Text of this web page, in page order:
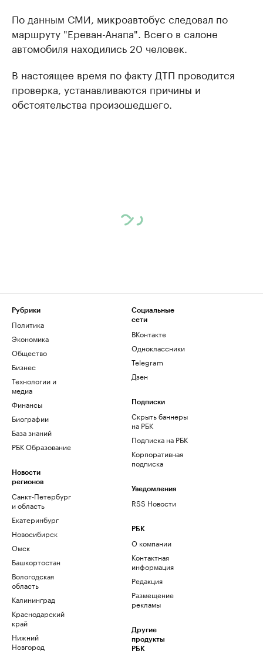
По данным СМИ, микроавтобус следовал по
маршруту "Ереван-Анапа". Всего в салоне
автомобиля находились 20 человек.
В настоящее время по факту ДТП проводится
проверка, устанавливаются причины и
обстоятельства произошедшего.
Рубрики
Политика
Экономика
Общество
Бизнес
Технологии и
медиа
Финансы
Биографии
База знаний
РБК Образование
Новости
регионов
Санкт-Петербург
и область
Екатеринбург
Новосибирск
Омск
Башкортостан
Вологодская
область
Калининград
Краснодарский
край
Нижний
Новгород
Социальные
сети
ВКонтакте
Одноклассники
Telegram
Дзен
Подписки
Скрыть баннеры
на РБК
Подписка на РБК
Корпоративная
подписка
Уведомления
RSS Новости
РБК
О компании
Контактная
информация
Редакция
Размещение
рекламы
Другие
продукты
РБК